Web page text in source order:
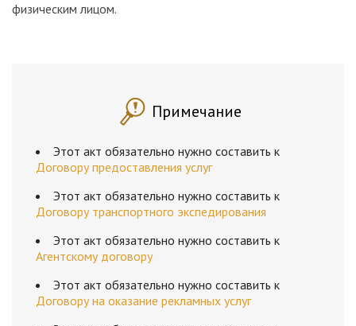
физическим лицом.
Примечание
Этот акт обязательно нужно составить к
Договору предоставления услуг
Этот акт обязательно нужно составить к
Договору транспортного экспедирования
Этот акт обязательно нужно составить к
Агентскому договору
Этот акт обязательно нужно составить к
Договору на оказание рекламных услуг